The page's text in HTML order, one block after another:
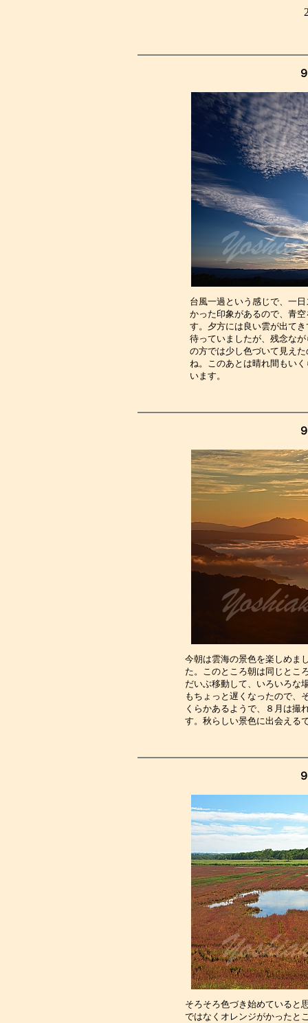
台風一過という感じで、一
かった印象があるので、青
す。夕方には良い雲が出て
待っていましたが、残念な
の方では少し色づいて見え
ね。このあとは晴れ間もい
い
今朝は雲海の景色を楽しめま
た。このところ朝は同じとこ
だいぶ移動して、いろいろな
もちょっと遅くなったので、
くらかあるようで、８月は撮
す。秋らしい景
そろそろ色づき始めていると
ではなくオレンジがかったと